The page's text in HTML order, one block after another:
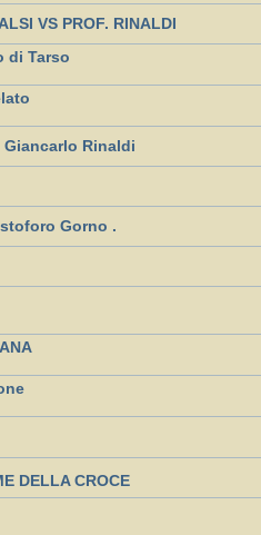
VS PROF. RINALDI
di Tarso
Giancarlo Rinaldi
Gorno .
DELLA CROCE